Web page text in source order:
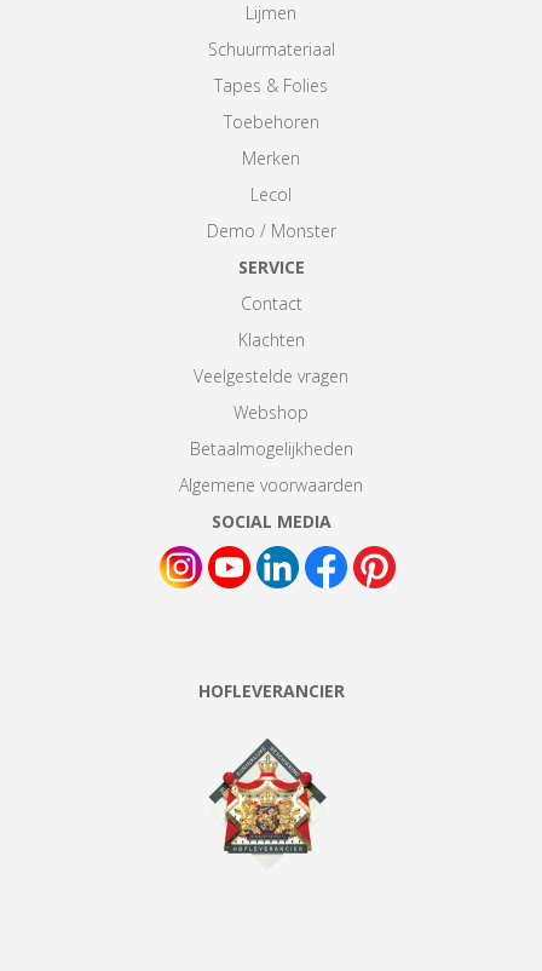
Lijmen
Schuurmateriaal
Tapes & Folies
Toebehoren
Merken
Lecol
Demo / Monster
SERVICE
Contact
Klachten
Veelgestelde vragen
Webshop
Betaalmogelijkheden
Algemene voorwaarden
SOCIAL MEDIA
HOFLEVERANCIER